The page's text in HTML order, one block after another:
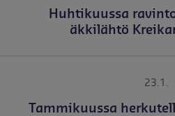
Huhtikuussa
äkkilähtö
23.1.
Tammikuussa